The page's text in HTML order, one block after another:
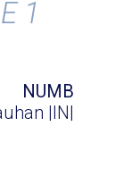
1
NUMB
|IN|